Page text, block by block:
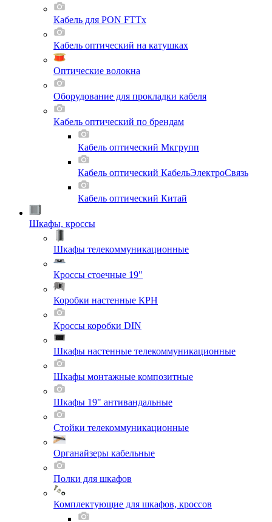
Кабель для PON FTTx
Кабель оптический на катушках
Оптические волокна
Оборудование для прокладки кабеля
Кабель оптический по брендам
Кабель оптический Мкгрупп
Кабель оптический КабельЭлектроСвязь
Кабель оптический Китай
Шкафы, кроссы
Шкафы телекоммуникационные
Кроссы стоечные 19"
Коробки настенные КРН
Кроссы коробки DIN
Шкафы настенные телекоммуникационные
Шкафы монтажные композитные
Шкафы 19" антивандальные
Стойки телекоммуникационные
Органайзеры кабельные
Полки для шкафов
Комплектующие для шкафов, кроссов